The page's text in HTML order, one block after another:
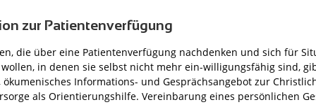
zur Patientenverfügung
die über eine Patientenverfügung nachdenken und sich für
in denen sie selbst nicht mehr ein-willigungsfähig sind,
ökumenisches Informations- und Gesprächsangebot zur
als Orientierungshilfe. Vereinbarung eines persönlichen